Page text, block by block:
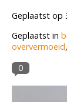
Geplaatst op
Geplaatst in
oververmoeid,
0